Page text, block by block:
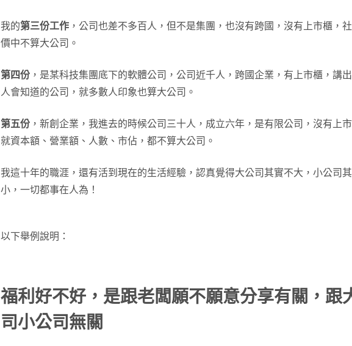
我的第三份工作 ，公司也差不多百人，但不是集團，也沒有跨國，沒有上市櫃，
價中不算大公司。
第四份 ，是某科技集團底下的軟體公司，公司近千人，跨國企業，有上市櫃，講出
人會知道的公司，就多數人印象也算大公司。
第五份 ，新創企業，我進去的時候公司三十人，成立六年，是有限公司，沒有上市
就資本額、營業額、人數、市佔，都不算大公司。
我這十年的職涯，還有活到現在的生活經驗，認真覺得大公司其實不大，小公司
小，一切都事在人為！
以下舉例說明：
福利好不好，是跟老闆願不願意分享有關，跟
司小公司無關